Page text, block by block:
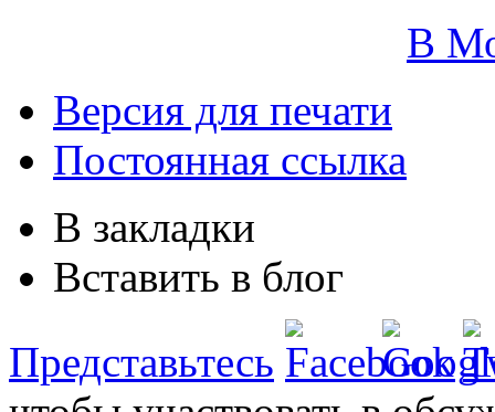
В
Версия для печати
Постоянная ссылка
В закладки
Вставить в блог
Представьтесь